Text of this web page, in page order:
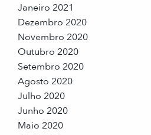
Janeiro 2021
Dezembro 2020
Novembro 2020
Outubro 2020
Setembro 2020
Agosto 2020
Julho 2020
Junho 2020
Maio 2020